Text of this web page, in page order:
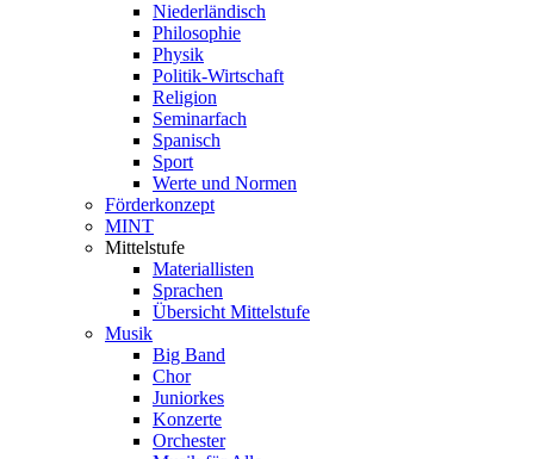
Niederländisch
Philosophie
Physik
Politik-Wirtschaft
Religion
Seminarfach
Spanisch
Sport
Werte und Normen
Förderkonzept
MINT
Mittelstufe
Materiallisten
Sprachen
Übersicht Mittelstufe
Musik
Big Band
Chor
Juniorkes
Konzerte
Orchester